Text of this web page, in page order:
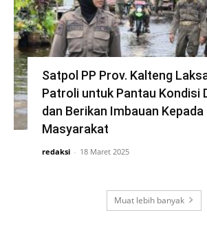
Satpol PP Prov. Kalteng
Patroli untuk Pantau Kondisi
dan Berikan Imbauan Kepada
Masyarakat
redaksi - 18 Maret 2025
Muat lebih banyak